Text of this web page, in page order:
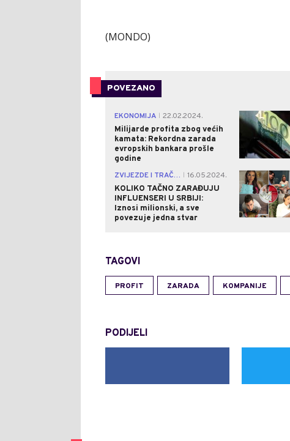
(MONDO)
POVEZANO
EKONOMIJA
22.02.2024.
Milijarde profita zbog većih
kamata: Rekordna zarada
evropskih bankara prošle
godine
ZVIJEZDE I TRAČEVI
16.05.2024.
KOLIKO TAČNO ZARAĐUJU
INFLUENSERI U SRBIJI:
Iznosi milionski, a sve
povezuje jedna stvar
TAGOVI
PROFIT ZARADA KOMPANIJE
PODIJELI